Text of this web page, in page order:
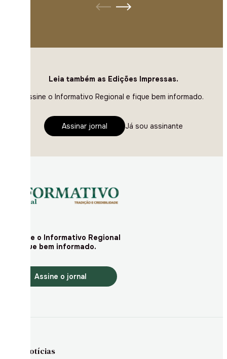
Leia também as Edições Impressas.
Assine o Informativo Regional e fique bem informado.
Assinar jornal Já sou assinante
Assine o Informativo Regional
e fique bem informado.
Assine o jornal
Notícias